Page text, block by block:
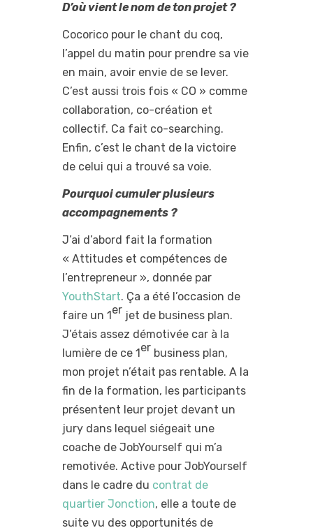
D’où vient le nom de ton projet ?
Cocorico pour le chant du coq,
l’appel du matin pour prendre sa vie
en main, avoir envie de se lever.
C’est aussi trois fois « CO » comme
collaboration, co-création et
collectif. Ca fait co-searching.
Enfin, c’est le chant de la victoire
de celui qui a trouvé sa voie.
Pourquoi cumuler plusieurs
accompagnements ?
J’ai d’abord fait la formation
« Attitudes et compétences de
l’entrepreneur », donnée par
YouthStart. Ça a été l’occasion de
faire un 1er jet de business plan.
J’étais assez démotivée car à la
lumière de ce 1er business plan,
mon projet n’était pas rentable. A la
fin de la formation, les participants
présentent leur projet devant un
jury dans lequel siégeait une
coache de JobYourself qui m’a
remotivée. Active pour JobYourself
dans le cadre du contrat de
quartier Jonction, elle a toute de
suite vu des opportunités de